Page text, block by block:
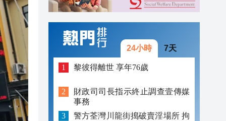
24小時 7天
黎彼得離世 享年76歲
財政司司長指示終止調查壹傳媒
事務
警方荃灣川龍街搗破賣淫場所 拘